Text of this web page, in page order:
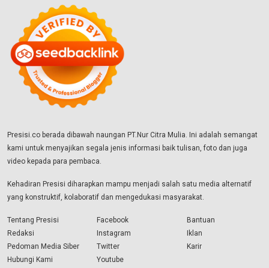
Presisi.co berada dibawah naungan PT.Nur Citra Mulia. Ini adalah semangat
kami untuk menyajikan segala jenis informasi baik tulisan, foto dan juga
video kepada para pembaca.
Kehadiran Presisi diharapkan mampu menjadi salah satu media alternatif
yang konstruktif, kolaboratif dan mengedukasi masyarakat.
Tentang Presisi
Redaksi
Pedoman Media Siber
Hubungi Kami
Facebook
Instagram
Twitter
Youtube
Bantuan
Iklan
Karir